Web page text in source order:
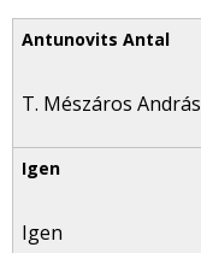
T. Mészáros András
Igen